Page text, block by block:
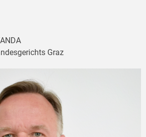
Graz